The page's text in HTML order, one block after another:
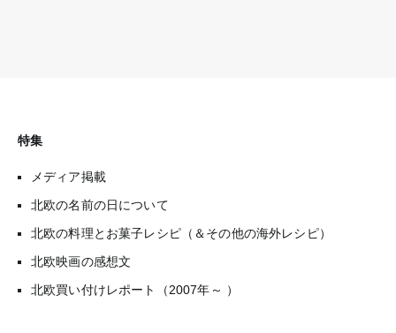
特集
メディア掲載
北欧の名前の日について
北欧の料理とお菓子レシピ（＆その他の海外レシピ）
北欧映画の感想文
北欧買い付けレポート（2007年～ ）